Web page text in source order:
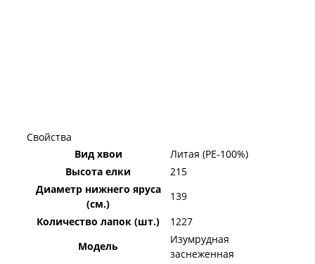
Свойства
Вид хвои
Литая (PE-100%)
Высота елки
215
Диаметр нижнего яруса
(см.)
139
Количество лапок (шт.)
1227
Модель
Изумрудная
заснеженная